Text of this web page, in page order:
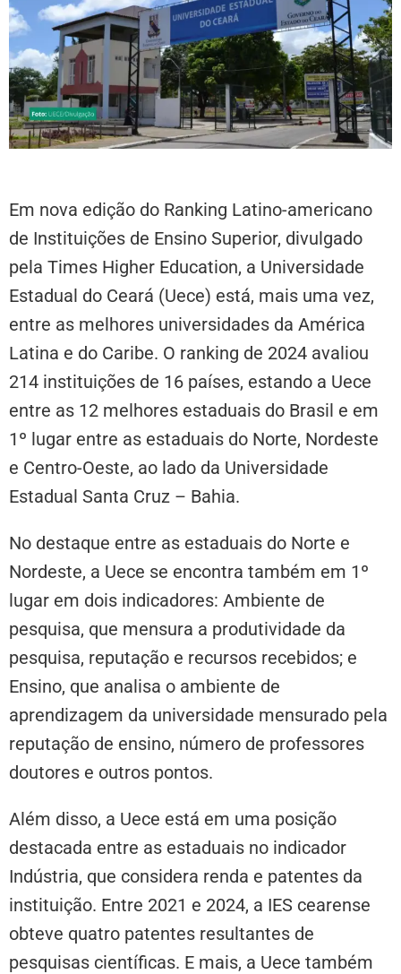
Em nova edição do Ranking Latino-americano
de Instituições de Ensino Superior, divulgado
pela Times Higher Education, a Universidade
Estadual do Ceará (Uece) está, mais uma vez,
entre as melhores universidades da América
Latina e do Caribe. O ranking de 2024 avaliou
214 instituições de 16 países, estando a Uece
entre as 12 melhores estaduais do Brasil e em
1º lugar entre as estaduais do Norte, Nordeste
e Centro-Oeste, ao lado da Universidade
Estadual Santa Cruz – Bahia.
No destaque entre as estaduais do Norte e
Nordeste, a Uece se encontra também em 1º
lugar em dois indicadores: Ambiente de
pesquisa, que mensura a produtividade da
pesquisa, reputação e recursos recebidos; e
Ensino, que analisa o ambiente de
aprendizagem da universidade mensurado pela
reputação de ensino, número de professores
doutores e outros pontos.
Além disso, a Uece está em uma posição
destacada entre as estaduais no indicador
Indústria, que considera renda e patentes da
instituição. Entre 2021 e 2024, a IES cearense
obteve quatro patentes resultantes de
pesquisas científicas. E mais, a Uece também